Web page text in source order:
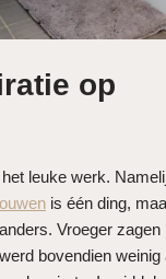
op
leuke werk.
is één ding,
Vroeger
bovendien